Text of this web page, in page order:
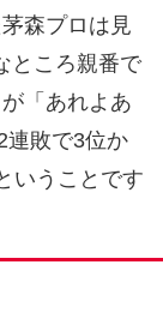
森プロは見
ところ親番で
「あれよあ
連敗で3位か
いうことです